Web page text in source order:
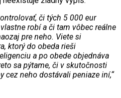
či tých 5 000 eur
robí a či tam vôbec reálne
pre neho. Viete si
ktorý do obeda rieši
a po obede objednáva
sa pýtame, či v skutočnosti
cez neho dostávali peniaze iní,“